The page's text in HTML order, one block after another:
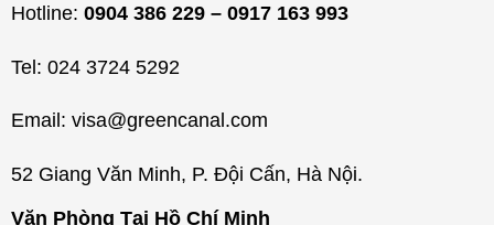
Hotline: 0904 386 229 – 0917 163 993
Tel: 024 3724 5292
Email: visa@greencanal.com
52 Giang Văn Minh, P. Đội Cấn, Hà Nội.
Văn Phòng Tại Hồ Chí Minh